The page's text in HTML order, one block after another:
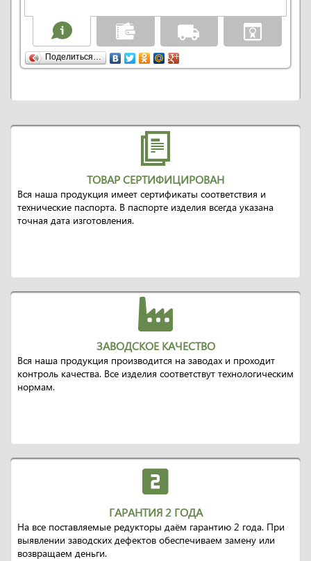
Поделиться…
ТОВАР СЕРТИФИЦИРОВАН
Вся наша продукция имеет сертификаты соответствия и
технические паспорта. В паспорте изделия всегда указана
точная дата изготовления.
ЗАВОДСКОЕ КАЧЕСТВО
Вся наша продукция производится на заводах и проходит
контроль качества. Все изделия соответствут технологическим
нормам.
ГАРАНТИЯ 2 ГОДА
На все поставляемые редукторы даём гарантию 2 года. При
выявлении заводских дефектов обеспечиваем замену или
возвращаем деньги.